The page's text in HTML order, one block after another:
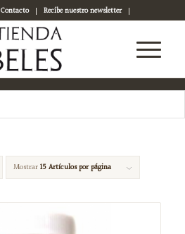
Contacto
Recibe nuestro newsletter
Acceso a tu cuenta
Mostrar15 Artículos por página